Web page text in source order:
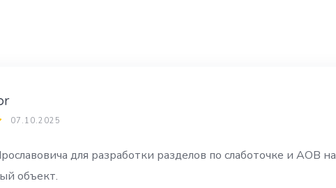
07.10.2025
для разработки разделов по слаботочке и АОВ на
объект.